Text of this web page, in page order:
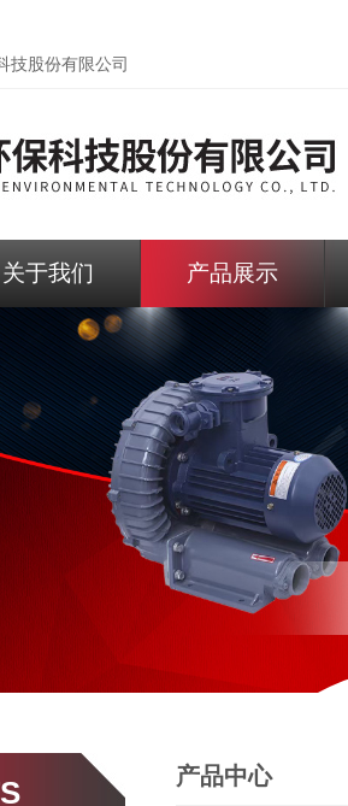
技股份有限公司
关于我们 产品展示
产品中心